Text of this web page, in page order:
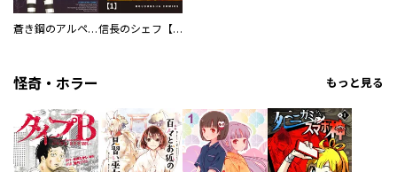
蒼き鋼のアルペジオ 信長のシェフ【単話版】
怪奇・ホラー もっと見る